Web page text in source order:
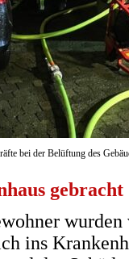
bei der Belüftung des
gebracht
ins